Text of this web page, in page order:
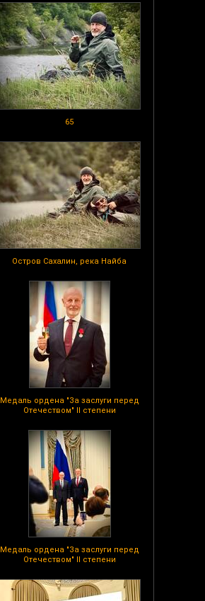
65
Остров Сахалин, река Найба
Медаль ордена "За заслуги перед
Отечеством" II степени
Медаль ордена "За заслуги перед
Отечеством" II степени